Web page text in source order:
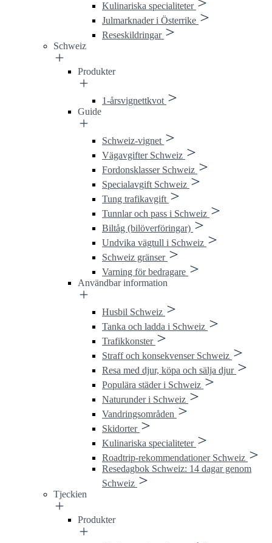
Kulinariska specialiteter
Julmarknader i Österrike
Reseskildringar
Schweiz
Produkter
1-årsvignettkvot
Guide
Schweiz-vignet
Väg­avgifter Schweiz
Fordonsklasser Schweiz
Specialavgift Schweiz
Tung trafikavgift
Tunnlar och pass i Schweiz
Biltåg (bilöverföringar)
Undvika vägtull i Schweiz
Schweiz gränser
Varning för bedragare
Användbar information
Husbil Schweiz
Tanka och ladda i Schweiz
Trafikkonster
Straff och konsekvenser Schweiz
Resa med djur, köpa och sälja djur
Populära städer i Schweiz
Naturunder i Schweiz
Vandringsområden
Skidorter
Kulinariska specialiteter
Roadtrip-rekommendationer Schweiz
Resedagbok Schweiz: 14 dagar genom
Schweiz
Tjeckien
Produkter